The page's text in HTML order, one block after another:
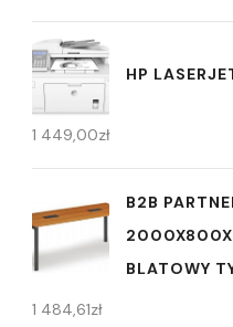
HP
1 449,00zł
B2B
BLATOWY
1 484,61zł